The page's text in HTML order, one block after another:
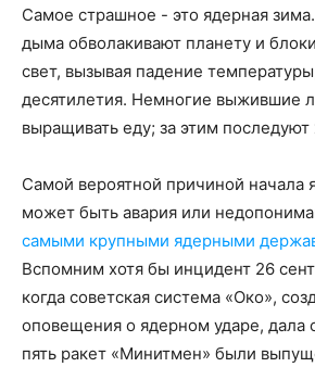
Самое страшное - это ядерная
дыма обволакивают планету и
свет, вызывая падение
десятилетия. Немногие выжившие
выращивать еду; за этим последуют
Самой вероятной причиной начала
может быть авария или
самыми крупными ядерными
Вспомним хотя бы инцидент 26
когда советская система «Око»,
оповещения о ядерном ударе, дала
пять ракет «Минитмен» были